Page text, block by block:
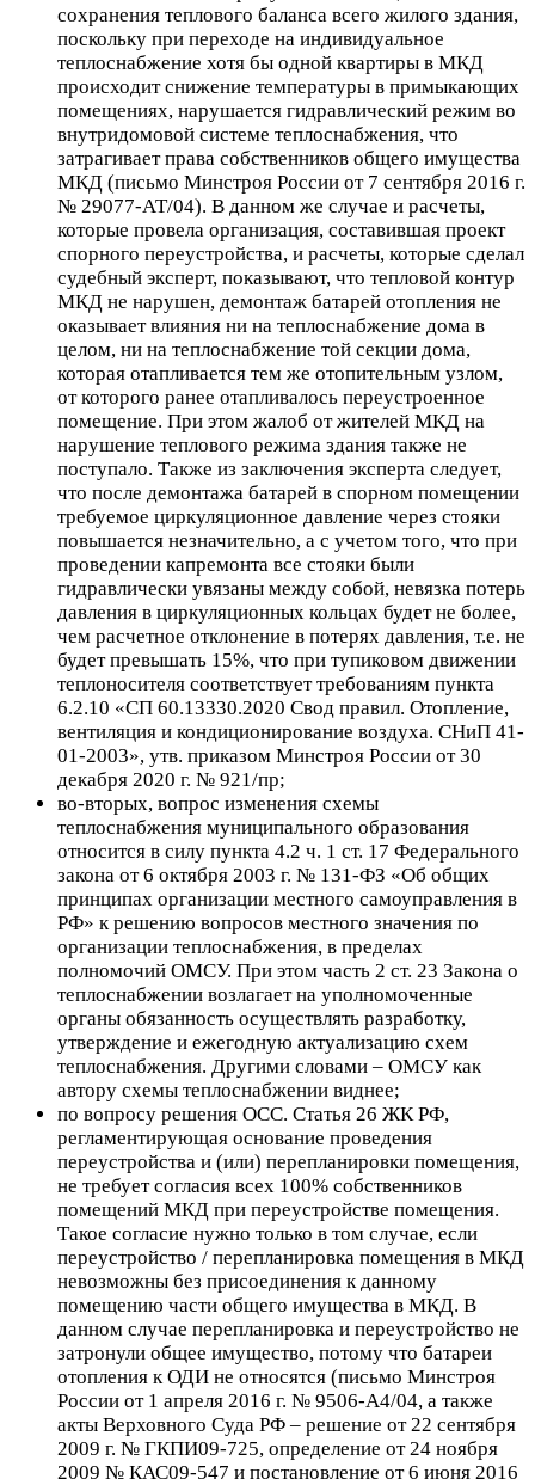
сохранения теплового баланса всего жилого здания,
поскольку при переходе на индивидуальное
теплоснабжение хотя бы одной квартиры в МКД
происходит снижение температуры в примыкающих
помещениях, нарушается гидравлический режим во
внутридомовой системе теплоснабжения, что
затрагивает права собственников общего имущества
МКД (письмо Минстроя России от 7 сентября 2016 г.
№ 29077-АТ/04). В данном же случае и расчеты,
которые провела организация, составившая проект
спорного переустройства, и расчеты, которые сделал
судебный эксперт, показывают, что тепловой контур
МКД не нарушен, демонтаж батарей отопления не
оказывает влияния ни на теплоснабжение дома в
целом, ни на теплоснабжение той секции дома,
которая отапливается тем же отопительным узлом,
от которого ранее отапливалось переустроенное
помещение. При этом жалоб от жителей МКД на
нарушение теплового режима здания также не
поступало. Также из заключения эксперта следует,
что после демонтажа батарей в спорном помещении
требуемое циркуляционное давление через стояки
повышается незначительно, а с учетом того, что при
проведении капремонта все стояки были
гидравлически увязаны между собой, невязка потерь
давления в циркуляционных кольцах будет не более,
чем расчетное отклонение в потерях давления, т.е. не
будет превышать 15%, что при тупиковом движении
теплоносителя соответствует требованиям пункта
6.2.10 «СП 60.13330.2020 Свод правил. Отопление,
вентиляция и кондиционирование воздуха. СНиП 41-
01-2003», утв. приказом Минстроя России от 30
декабря 2020 г. № 921/пр;
во-вторых, вопрос изменения схемы
теплоснабжения муниципального образования
относится в силу пункта 4.2 ч. 1 ст. 17 Федерального
закона от 6 октября 2003 г. № 131-ФЗ «Об общих
принципах организации местного самоуправления в
РФ» к решению вопросов местного значения по
организации теплоснабжения, в пределах
полномочий ОМСУ. При этом часть 2 ст. 23 Закона о
теплоснабжении возлагает на уполномоченные
органы обязанность осуществлять разработку,
утверждение и ежегодную актуализацию схем
теплоснабжения. Другими словами – ОМСУ как
автору схемы теплоснабжении виднее;
по вопросу решения ОСС. Статья 26 ЖК РФ,
регламентирующая основание проведения
переустройства и (или) перепланировки помещения,
не требует согласия всех 100% собственников
помещений МКД при переустройстве помещения.
Такое согласие нужно только в том случае, если
переустройство / перепланировка помещения в МКД
невозможны без присоединения к данному
помещению части общего имущества в МКД. В
данном случае перепланировка и переустройство не
затронули общее имущество, потому что батареи
отопления к ОДИ не относятся (письмо Минстроя
России от 1 апреля 2016 г. № 9506-А4/04, а также
акты Верховного Суда РФ – решение от 22 сентября
2009 г. № ГКПИ09-725, определение от 24 ноября
2009 № КАС09-547 и постановление от 6 июня 2016